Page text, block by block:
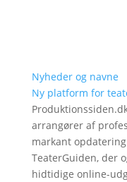
Nyheder og navne
Ny platform for
arrangører af
markant
TeaterGuiden, der
hidtidige online-